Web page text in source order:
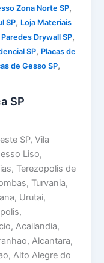
Zona Norte SP,
SP, Loja Materiais
Paredes Drywall SP,
SP, Placas de
de Gesso SP,
SP
SP, Vila
Liso,
Terezopolis de
Turvania,
Urutai,
Acailandia,
Alcantara,
Alto Alegre do